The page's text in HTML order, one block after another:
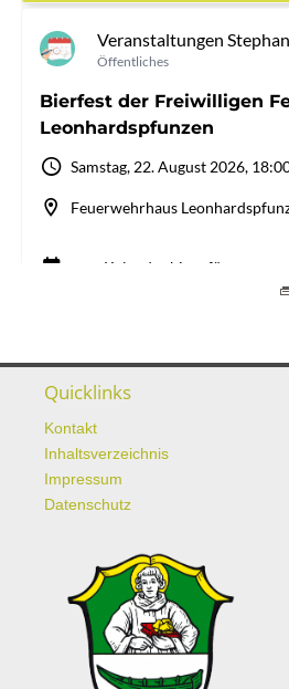
Quicklinks
Kontakt
Inhaltsverzeichnis
Impressum
Datenschutz